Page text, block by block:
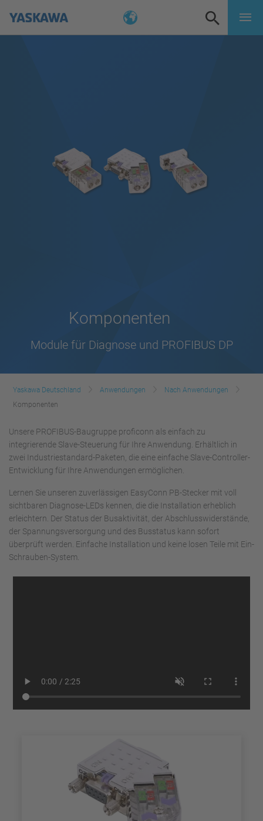
Komponenten
Module für Diagnose und PROFIBUS DP
Yaskawa Deutschland Anwendungen
Nach Anwendungen
Komponenten
Unsere PROFIBUS-Baugruppe proficonn als einfach zu
integrierende Slave-Steuerung für Ihre Anwendung. Erhältlich in
zwei Industriestandard-Paketen, die eine einfache Slave-Controller-
Entwicklung für Ihre Anwendungen ermöglichen.
Lernen Sie unseren zuverlässigen EasyConn PB-Stecker mit voll
sichtbaren Diagnose-LEDs kennen, die die Installation erheblich
erleichtern. Der Status der Busaktivität, der Abschlusswiderstände,
der Spannungsversorgung und des Busstatus kann sofort
überprüft werden. Einfache Installation und keine losen Teile mit Ein-
Schrauben-System.